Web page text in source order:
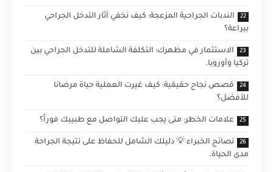
الندبات الجراحية المزعجة: كيف نخفي آثار التدخل الجراحي
ببراعة؟
الاستثمار في مظهرك: التكلفة الشاملة للتدخل الجراحي بين
تركيا وأوروبا.
قصص نجاح حقيقية: كيف غيرت العملية حياة مرضانا
للأفضل؟
علامات الخطر: متى يجب عليك التواصل مع طبيبك فوراً؟
نصائح الخبراء 💡 دليلك الشامل للحفاظ على نتيجة الجراحة
مدى الحياة.